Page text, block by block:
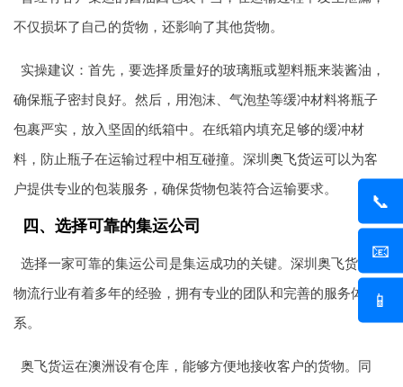
📞
📧
📱
不仅损坏了自己的货物，还影响了其他货物。
实操建议：首先，要选择质量好的玻璃瓶或塑料瓶来装酱油，
确保瓶子密封良好。然后，用泡沫、气泡垫等缓冲材料将瓶子
包裹严实，放入坚固的纸箱中。在纸箱内填充足够的缓冲材
料，防止瓶子在运输过程中相互碰撞。深圳 奥飞货运可以为客
户提供专业的包装服务，确保货物包装符合运输要求。
四、选择可靠的集运公司
选择一家可靠的集运公司是集运成功的关键。深圳奥飞货运在
物流行业有着多年的经验，拥有专业的团队和完善的服务体
系。
奥飞货运在澳洲设有仓库，能够方便地接收客户的货物。同